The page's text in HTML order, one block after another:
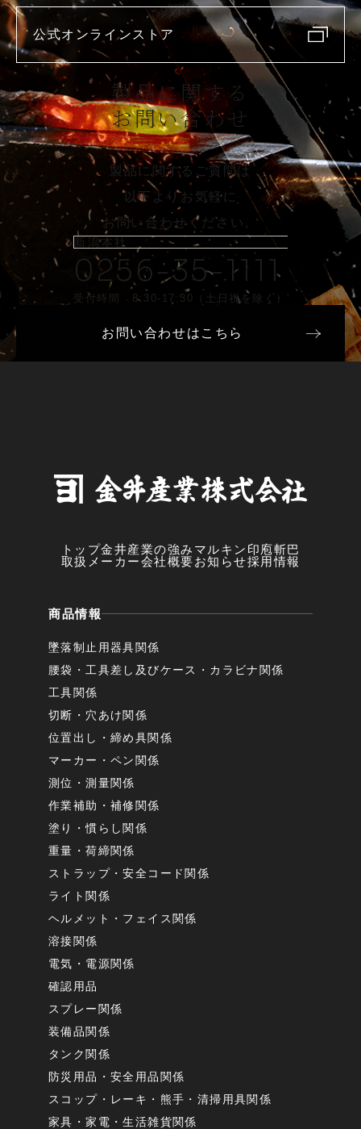
公式オンラインストア
製品に関する
お問い合わせ
製品に関するご質問は
以下よりお気軽に
お問い合わせください。
新潟本社
0256-35-1111
受付時間 8:30-17:30（土日祝を除く）
お問い合わせはこちら
トップ金井産業の強み マルキン印 庖斬巴
取扱メーカー会社概要お知らせ採用情報
商品情報
墜落制止用器具関係
腰袋・工具差し及びケース・カラビナ関係
工具関係
切断・穴あけ関係
位置出し・締め具関係
マーカー・ペン関係
測位・測量関係
作業補助・補修関係
塗り・慣らし関係
重量・荷締関係
ストラップ・安全コード関係
ライト関係
ヘルメット・フェイス関係
溶接関係
電気・電源関係
確認用品
スプレー関係
装備品関係
タンク関係
防災用品・安全用品関係
スコップ・レーキ・熊手・清掃用具関係
家具・家電・生活雑貨関係